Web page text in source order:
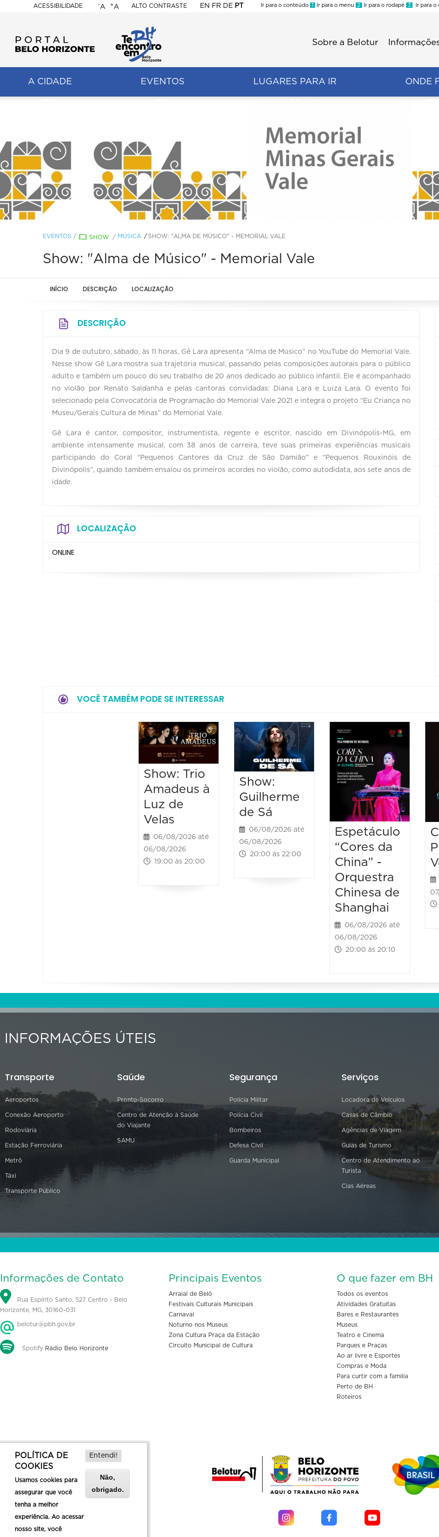
ACESSIBILIDADE
BELO
HORIZONTE
-A +A ALTO CONTRASTE EN FR DE PT
Ir para o conteúdo 1 Ir para o menu 2 Ir para o rodapé 3 Ir para o
Sobre a Belotur
A CIDADE EVENTOS LUGARES PARA IR ONDE
EVENTOS / SHOW / MÚSICA SHOW: "ALMA DE MÚSICO" - MEMORIAL VALE
Show: "Alma de Músico" - Memorial Vale
INÍCIO DESCRIÇÃO LOCALIZAÇÃO
DESCRIÇÃO
Dia 9 de outubro, sábado, às 11 horas, Gê Lara apresenta “Alma de Músico” no YouTube do Memorial Vale.
Nesse show Gê Lara mostra sua trajetória musical, passando pelas composições autorais para o público
adulto e também um pouco do seu trabalho de 20 anos dedicado ao público infantil. Ele é acompanhado
no violão por Renato Saldanha e pelas cantoras convidadas: Diana Lara e Luiza Lara. O evento foi
selecionado pela Convocatória de Programação do Memorial Vale 2021 e integra o projeto “Eu Criança no
Museu/Gerais Cultura de Minas” do Memorial Vale.
Gê Lara é cantor, compositor, instrumentista, regente e escritor, nascido em Divinópolis-MG, em
ambiente intensamente musical, com 38 anos de carreira, teve suas primeiras experiências musicais
participando do Coral “Pequenos Cantores da Cruz de São Damião” e “Pequenos Rouxinóis de
Divinópolis”, quando também ensaiou os primeiros acordes no violão, como autodidata, aos sete anos de
idade.
LOCALIZAÇÃO
ONLINE
VOCÊ TAMBÉM PODE SE INTERESSAR
Show: Trio
Amadeus à
Luz de
Velas
06/08/2026 até
06/08/2026
19:00 às 20:00
Show:
Guilherme
de Sá
06/08/2026 até
06/08/2026
20:00 às 22:00
Espetáculo
“Cores da
China” -
Orquestra
Chinesa de
Shanghai
06/08/2026 até
06/08/2026
20:00 às 20:10
INFORMAÇÕES ÚTEIS
Transporte
Aeroportos
Conexão Aeroporto
Rodoviária
Estação Ferroviária
Metrô
Táxi
Transporte Público
Saúde
Pronto-Socorro
Centro de Atenção à Saúde
do Viajante
SAMU
Segurança
Polícia Militar
Polícia Civil
Bombeiros
Defesa Civil
Guarda Municipal
Serviços
Locadora de Veículos
Casas de Câmbio
Agências de Viagem
Guias de Turismo
Centro de Atendimento ao
Turista
Cias Aéreas
Informações de Contato
Rua Espírito Santo, 527 Centro - Belo
Horizonte, MG, 30160-031
belotur@pbh.gov.br
Spotify Rádio Belo Horizonte
Principais Eventos
Arraial de Belô
Festivais Culturais Municipais
Carnaval
Noturno nos Museus
Zona Cultura Praça da Estação
Circuito Municipal de Cultura
O que fazer em BH
Todos os eventos
Atividades Gratuitas
Bares e Restaurantes
Museus
Teatro e Cinema
Parques e Praças
Ao ar livre e Esportes
Compras e Moda
Para curtir com a familia
Perto de BH
Roteiros
POLÍTICA DE
COOKIES
Usamos cookies para
assegurar que você
tenha a melhor
experiência. Ao acessar
nosso site, você
Entendi!
Não,
obrigado.